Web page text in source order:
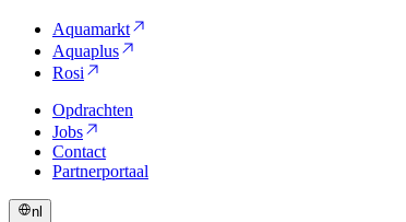
Aquamarkt
Aquaplus
Rosi
Opdrachten
Jobs
Contact
Partnerportaal
nl